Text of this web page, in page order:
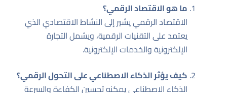
ما هو الاقتصاد الرقمي؟
الاقتصاد الرقمي يشير إلى النشاط الاقتصادي الذي
يعتمد على التقنيات الرقمية، ويشمل التجارة
الإلكترونية والخدمات الإلكترونية.
كيف يؤثر الذكاء الاصطناعي على التحول الرقمي؟
الذكاء الاصطناعي يمكنه تحسين الكفاءة والسرعة